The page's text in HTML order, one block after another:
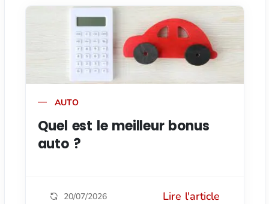
AUTO
Quel est le meilleur bonus
auto ?
20/07/2026 Lire l'article